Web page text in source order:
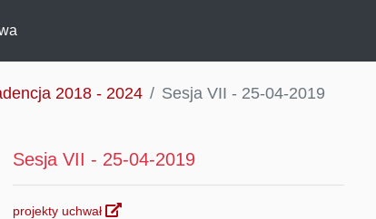
2018 - 2024 Sesja VII - 25-04-2019
Sesja VII - 25-04-2019
projekty uchwał